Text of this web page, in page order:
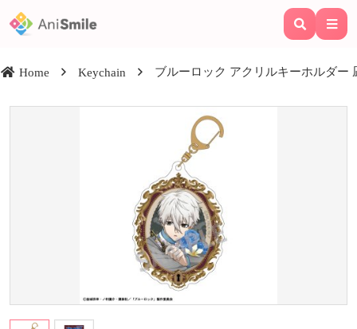
Home Keychain ブルーロック アクリルキーホルダー